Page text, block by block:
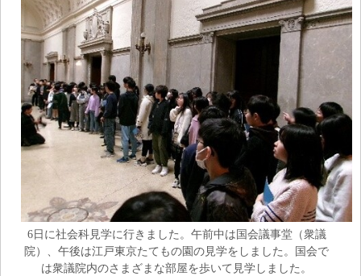
6日に社会科見学に行きました。午前中は国会議事堂（衆議
院）、午後は江戸東京たてもの園の見学をしました。国会で
は衆議院内のさまざまな部屋を歩いて見学しました。